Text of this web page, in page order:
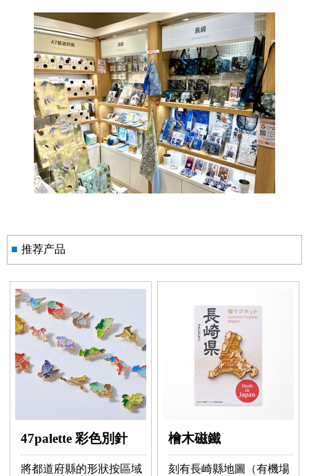
■ 推荐产品
47palette 彩色別針
將都道府縣的形狀按區域
檜木磁鐵
刻有長崎縣地圖（有機場